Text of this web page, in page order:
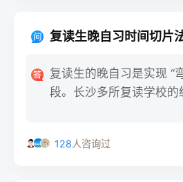
复读生晚自习时间切片
复读生的晚自习是实现 “
段。长沙多所复读学校的
128人咨询过